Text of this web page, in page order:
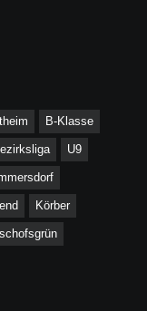
B-Klasse
U9
Körber